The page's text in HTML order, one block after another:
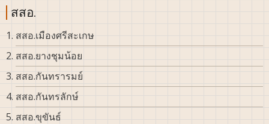
สสอ.
สสอ.เมืองศรีสะเกษ
สสอ.ยางชุมน้อย
สสอ.กันทรารมย์
สสอ.กันทรลักษ์
สสอ.ขุขันธ์